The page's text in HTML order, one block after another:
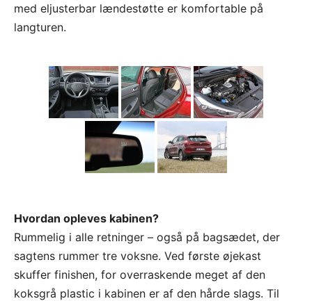
med eljusterbar lændestøtte er komfortable på
langturen.
Hvordan opleves kabinen?
Rummelig i alle retninger – også på bagsædet, der
sagtens rummer tre voksne. Ved første øjekast
skuffer finishen, for overraskende meget af den
koksgrå plastic i kabinen er af den hårde slags. Til